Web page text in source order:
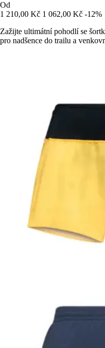
Od
1 210,00 Kč 1 062,00 Kč -12%
Zažijte ultimátní pohodlí se
pro nadšence do trailu a